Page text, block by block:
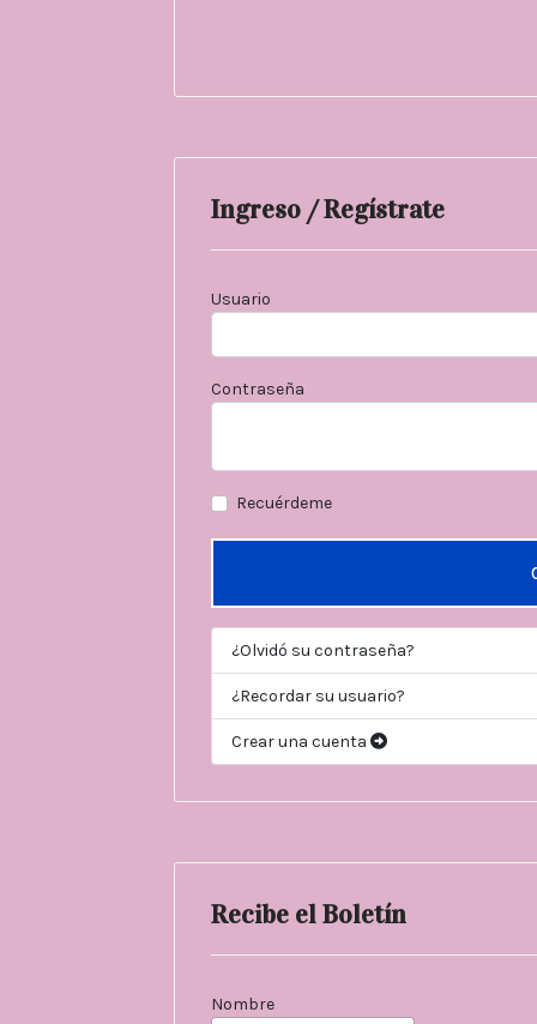
Ingreso / Regístrate
Usuario
Contraseña
Recuérdeme
¿Olvidó su contraseña?
¿Recordar su usuario?
Crear una cuenta
Recibe el Boletín
Nombre